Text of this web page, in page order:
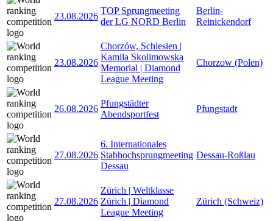
23.08.2026
TOP Sprungmeeting
der LG NORD Berlin
Berlin-
Reinickendorf
23.08.2026
Chorzów, Schlesien |
Kamila Skolimowska
Memorial | Diamond
League Meeting
Chorzow (Polen)
26.08.2026
Pfungstädter
Abendsportfest
Pfungstadt
27.08.2026
6. Internationales
Stabhochsprungmeeting
Dessau
Dessau-Roßlau
27.08.2026
Zürich | Weltklasse
Zürich | Diamond
League Meeting
Zürich (Schweiz)